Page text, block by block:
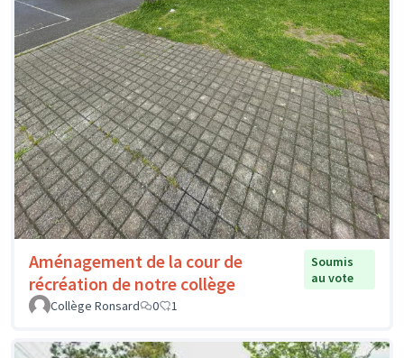
Aménagement de la cour de
récréation de notre collège
Soumis
au vote
Collège Ronsard
0 1